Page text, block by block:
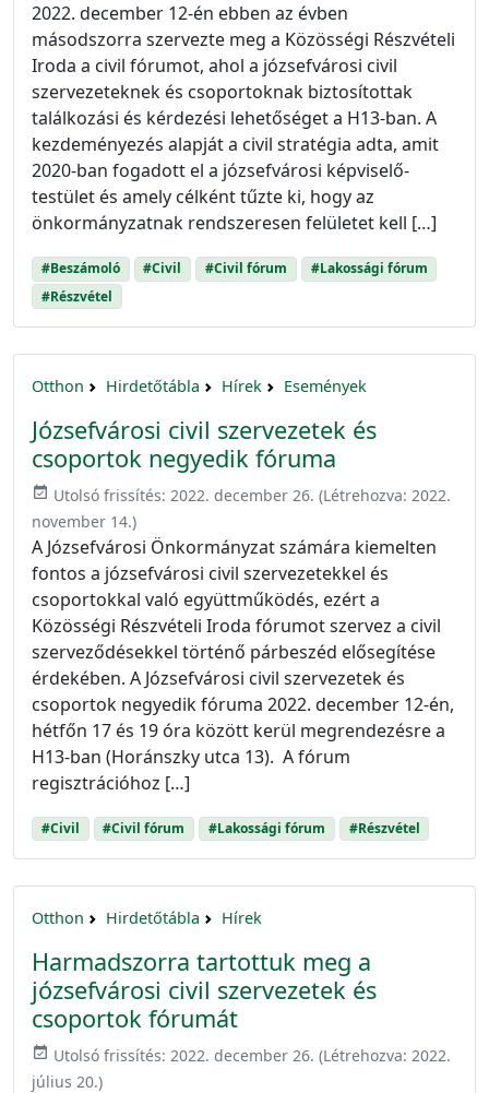
2022. december 12-én ebben az évben
másodszorra szervezte meg a Közösségi Részvételi
Iroda a civil fórumot, ahol a józsefvárosi civil
szervezeteknek és csoportoknak biztosítottak
találkozási és kérdezési lehetőséget a H13-ban. A
kezdeményezés alapját a civil stratégia adta, amit
2020-ban fogadott el a józsefvárosi képviselő-
testület és amely célként tűzte ki, hogy az
önkormányzatnak rendszeresen felületet kell […]
#Beszámoló #Civil #Civil fórum
#Lakossági fórum
#Részvétel
Otthon Hirdetőtábla Hírek Események
Józsefvárosi civil szervezetek és
csoportok negyedik fóruma
event_available Utolsó frissítés: 2022. december 26. (Létrehozva: 2022.
november 14.)
A Józsefvárosi Önkormányzat számára kiemelten
fontos a józsefvárosi civil szervezetekkel és
csoportokkal való együttműködés, ezért a
Közösségi Részvételi Iroda fórumot szervez a civil
szerveződésekkel történő párbeszéd elősegítése
érdekében. A Józsefvárosi civil szervezetek és
csoportok negyedik fóruma 2022. december 12-én,
hétfőn 17 és 19 óra között kerül megrendezésre a
H13-ban (Horánszky utca 13). A fórum
regisztrációhoz […]
#Civil #Civil fórum #Lakossági fórum #Részvétel
Otthon Hirdetőtábla Hírek
Harmadszorra tartottuk meg a
józsefvárosi civil szervezetek és
csoportok fórumát
event_available Utolsó frissítés: 2022. december 26. (Létrehozva: 2022.
július 20.)